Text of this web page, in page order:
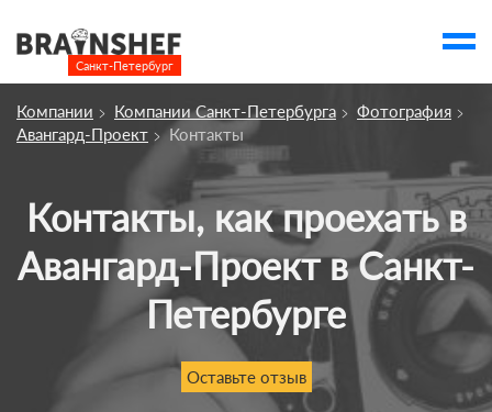
Санкт-Петербург
Посмотреть по России
О компании
Компании Компании Санкт-Петербурга
Фотография
Авангард-Проект
Контакты
Контакты, как проехать в
Авангард-Проект в Санкт-
Петербурге
Оставьте отзыв